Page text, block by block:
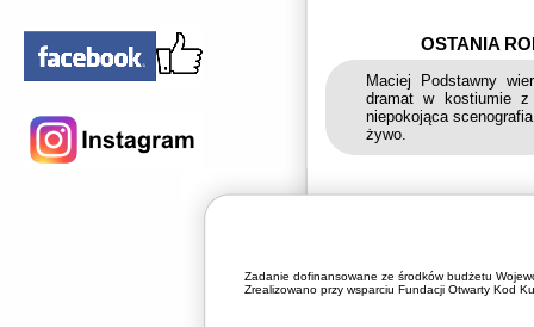
OSTANIA
Maciej Podstawny
dramat w kostiumie z
niepokojąca
żywo.
Zadanie dofinansowane ze środków budżetu
Zrealizowano przy wsparciu Fundacji Otwarty Kod